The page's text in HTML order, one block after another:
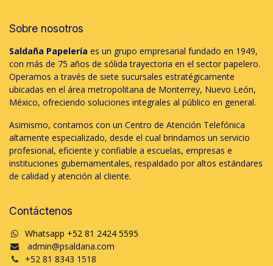
Sobre nosotros
Saldaña Papelería es un grupo empresarial fundado en 1949,
con más de 75 años de sólida trayectoria en el sector papelero.
Operamos a través de siete sucursales estratégicamente
ubicadas en el área metropolitana de Monterrey, Nuevo León,
México, ofreciendo soluciones integrales al público en general.
Asimismo, contamos con un Centro de Atención Telefónica
altamente especializado, desde el cual brindamos un servicio
profesional, eficiente y confiable a escuelas, empresas e
instituciones gubernamentales, respaldado por altos estándares
de calidad y atención al cliente.
Contáctenos
Whatsapp +52 81 2424 5595
admin@psaldana.com
+52 81 8343 1518